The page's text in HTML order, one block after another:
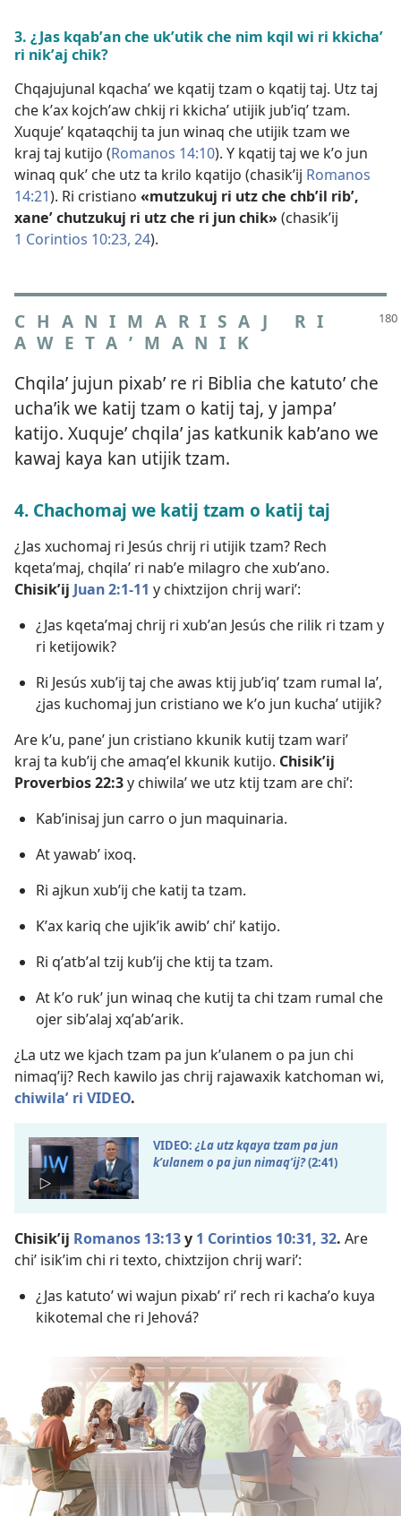
3. ¿Jas kqabʼan che ukʼutik che nim kqil wi ri kkichaʼ
ri nikʼaj chik?
Chqajujunal kqachaʼ we kqatij tzam o kqatij taj. Utz taj
che kʼax kojchʼaw chkij ri kkichaʼ utijik jubʼiqʼ tzam.
Xuqujeʼ kqataqchij ta jun winaq che utijik tzam we
kraj taj kutijo (Romanos 14:10). Y kqatij taj we kʼo jun
winaq qukʼ che utz ta krilo kqatijo (chasikʼij Romanos
14:21). Ri cristiano «mutzukuj ri utz che chbʼil ribʼ,
xaneʼ chutzukuj ri utz che ri jun chik» (chasikʼij
1 Corintios 10:23, 24).
CHANIMARISAJ RI
AWETAʼMANIK
Chqilaʼ jujun pixabʼ re ri Biblia che katutoʼ che
uchaʼik we katij tzam o katij taj, y jampaʼ
katijo. Xuqujeʼ chqilaʼ jas katkunik kabʼano we
kawaj kaya kan utijik tzam.
4. Chachomaj we katij tzam o katij taj
¿Jas xuchomaj ri Jesús chrij ri utijik tzam? Rech
kqetaʼmaj, chqilaʼ ri nabʼe milagro che xubʼano.
Chisikʼij Juan 2:1-11 y chixtzijon chrij wariʼ:
¿Jas kqetaʼmaj chrij ri xubʼan Jesús che rilik ri tzam y
ri ketijowik?
Ri Jesús xubʼij taj che awas ktij jubʼiqʼ tzam rumal laʼ,
¿jas kuchomaj jun cristiano we kʼo jun kuchaʼ utijik?
Are kʼu, paneʼ jun cristiano kkunik kutij tzam wariʼ
kraj ta kubʼij che amaqʼel kkunik kutijo. Chisikʼij
Proverbios 22:3y chiwilaʼ we utz ktij tzam are chiʼ:
Kabʼinisaj jun carro o jun maquinaria.
At yawabʼ ixoq.
Ri ajkun xubʼij che katij ta tzam.
Kʼax kariq che ujikʼik awibʼ chiʼ katijo.
Ri qʼatbʼal tzij kubʼij che ktij ta tzam.
At kʼo rukʼ jun winaq che kutij ta chi tzam rumal che
ojer sibʼalaj xqʼabʼarik.
¿La utz we kjach tzam pa jun kʼulanem o pa jun chi
nimaqʼij? Rech kawilo jas chrij rajawaxik katchoman wi,
chiwilaʼ ri VIDEO.
VIDEO:¿La utz kqaya tzam pa jun
kʼulanem o pa jun nimaqʼij?(2:41)
Chisikʼij Romanos 13:13y 1 Corintios 10:31, 32. Are
chiʼ isikʼim chi ri texto, chixtzijon chrij wariʼ:
¿Jas katutoʼ wi wajun pixabʼ riʼ rech ri kachaʼo kuya
kikotemal che ri Jehová?